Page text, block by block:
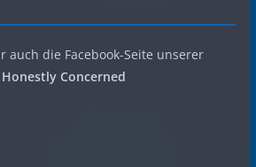
auch die Facebook-Seite unserer
Honestly Concerned